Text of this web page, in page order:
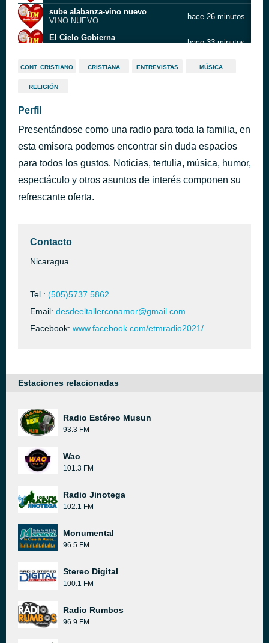
sube alabanza-vino nuevo
VINO NUEVO
hace 26 minutos
El Cielo Gobierna
hace 33 minutos
noticias ETM 001 hace 39 minutos
te dare lo mejor del trigo
Rabito
El Maestro de Galilea
Alex Rodriguez
hace 53 minutos
CONT. CRISTIANO CRISTIANA ENTREVISTAS MÚSICA
RELIGIÓN
Perfil
Presentándose como una radio para toda la familia, en
esta emisora podemos encontrar sin duda espacios
para todos los gustos. Noticias, tertulia, música, humor,
espectáculo y otros asuntos de interés componen su
refrescante oferta.
Contacto
Nicaragua
Tel.: (505)5737 5862
Email: desdeeltallerconamor@gmail.com
Facebook: www.facebook.com/etmradio2021/
Estaciones relacionadas
Radio Estéreo Musun
93.3 FM
Wao
101.3 FM
Radio Jinotega
102.1 FM
Monumental
96.5 FM
Stereo Digital
100.1 FM
Radio Rumbos
96.9 FM